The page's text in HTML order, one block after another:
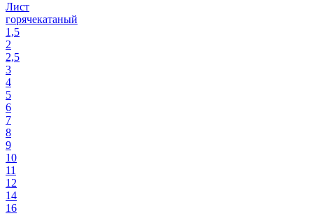
Лист
горячекатаный
1,5
2
2,5
3
4
5
6
7
8
9
10
11
12
14
16